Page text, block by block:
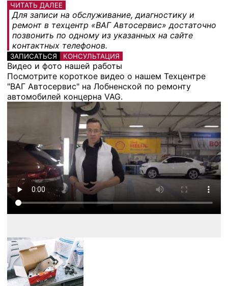
ЧИТАТЬ ДАЛЕЕ
Для записи на обслуживание, диагностику и
ремонт в техцентр «ВАГ Автосервис» достаточно
позвонить по одному из указанных на сайте
контактных телефонов.
ЗАПИСАТЬСЯ КОНСУЛЬТАЦИЯ
Видео и фото нашей работы
Посмотрите короткое видео о нашем Техцентре
"ВАГ Автосервис" на Лобненской по ремонту
автомобилей концерна VAG.